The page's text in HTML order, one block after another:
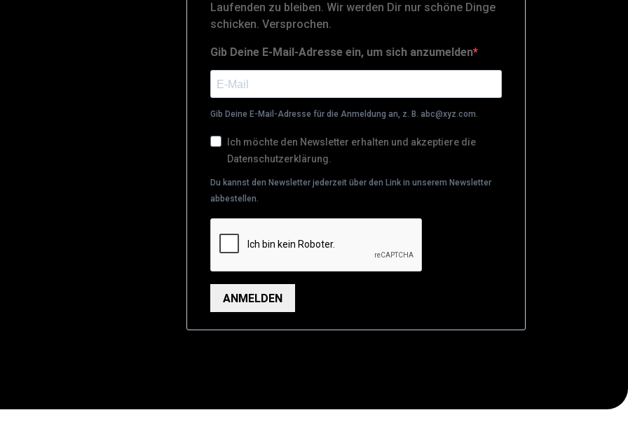
Laufenden zu bleiben. Wir werden Dir nur schöne Dinge
schicken. Versprochen.
Gib Deine E-Mail-Adresse ein, um sich anzumelden
Gib Deine E-Mail-Adresse für die Anmeldung an, z. B. abc@xyz.com.
Ich möchte den Newsletter erhalten und akzeptiere die
Datenschutzerklärung.
Du kannst den Newsletter jederzeit über den Link in unserem Newsletter
abbestellen.
ANMELDEN